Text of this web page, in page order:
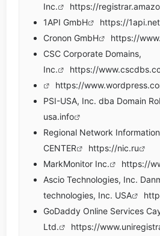
Inc.
https://
1API GmbH
https://1api.net
Cronon GmbH
https://
CSC Corporate Domains,
Inc.
https://
https://
PSI-USA, Inc. dba Domain
usa.info
Regional Network
CENTER
https://nic.ru
MarkMonitor Inc.
https://
Ascio Technologies, Inc.
technologies, Inc. USA
GoDaddy Online Services
Ltd.
https://